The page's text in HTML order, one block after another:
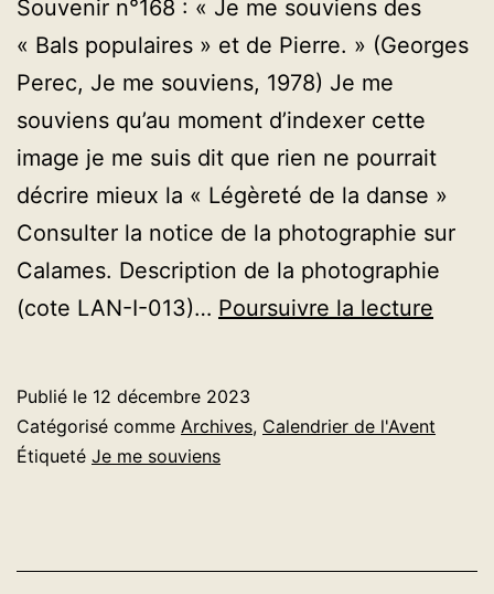
Souvenir n°168 : « Je me souviens des
« Bals populaires » et de Pierre. » (Georges
Perec, Je me souviens, 1978) Je me
souviens qu’au moment d’indexer cette
image je me suis dit que rien ne pourrait
décrire mieux la « Légèreté de la danse »
Consulter la notice de la photographie sur
Calames. Description de la photographie
(cote LAN-I-013)… Poursuivre la lecture
Jour
Publié le 12 décembre 2023
Catégorisé comme Archives, Calendrier de l'Avent
Étiqueté Je me souviens